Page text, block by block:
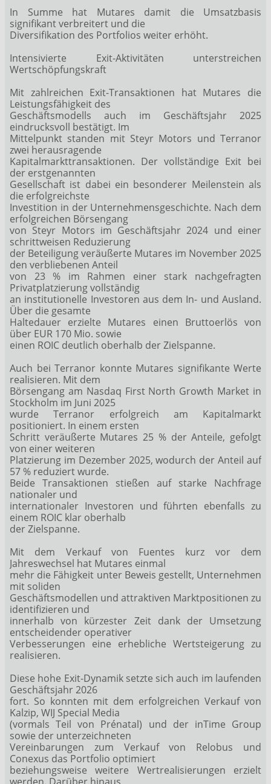
In Summe hat Mutares damit die Umsatzbasis
signifikant verbreitert und die
Diversifikation des Portfolios weiter erhöht.
Intensivierte Exit-Aktivitäten unterstreichen
Wertschöpfungskraft
Mit zahlreichen Exit-Transaktionen hat Mutares die
Leistungsfähigkeit des
Geschäftsmodells auch im Geschäftsjahr 2025
eindrucksvoll bestätigt. Im
Mittelpunkt standen mit Steyr Motors und Terranor
zwei herausragende
Kapitalmarkttransaktionen. Der vollständige Exit bei
der erstgenannten
Gesellschaft ist dabei ein besonderer Meilenstein als
die erfolgreichste
Investition in der Unternehmensgeschichte. Nach dem
erfolgreichen Börsengang
von Steyr Motors im Geschäftsjahr 2024 und einer
schrittweisen Reduzierung
der Beteiligung veräußerte Mutares im November 2025
den verbliebenen Anteil
von 23 % im Rahmen einer stark nachgefragten
Privatplatzierung vollständig
an institutionelle Investoren aus dem In- und Ausland.
Über die gesamte
Haltedauer erzielte Mutares einen Bruttoerlös von
über EUR 170 Mio. sowie
einen ROIC deutlich oberhalb der Zielspanne.
Auch bei Terranor konnte Mutares signifikante Werte
realisieren. Mit dem
Börsengang am Nasdaq First North Growth Market in
Stockholm im Juni 2025
wurde Terranor erfolgreich am Kapitalmarkt
positioniert. In einem ersten
Schritt veräußerte Mutares 25 % der Anteile, gefolgt
von einer weiteren
Platzierung im Dezember 2025, wodurch der Anteil auf
57 % reduziert wurde.
Beide Transaktionen stießen auf starke Nachfrage
nationaler und
internationaler Investoren und führten ebenfalls zu
einem ROIC klar oberhalb
der Zielspanne.
Mit dem Verkauf von Fuentes kurz vor dem
Jahreswechsel hat Mutares einmal
mehr die Fähigkeit unter Beweis gestellt, Unternehmen
mit soliden
Geschäftsmodellen und attraktiven Marktpositionen zu
identifizieren und
innerhalb von kürzester Zeit dank der Umsetzung
entscheidender operativer
Verbesserungen eine erhebliche Wertsteigerung zu
realisieren.
Diese hohe Exit-Dynamik setzte sich auch im laufenden
Geschäftsjahr 2026
fort. So konnten mit dem erfolgreichen Verkauf von
Kalzip, WIJ Special Media
(vormals Teil von Prénatal) und der inTime Group
sowie der unterzeichneten
Vereinbarungen zum Verkauf von Relobus und
Conexus das Portfolio optimiert
beziehungsweise weitere Wertrealisierungen erzielt